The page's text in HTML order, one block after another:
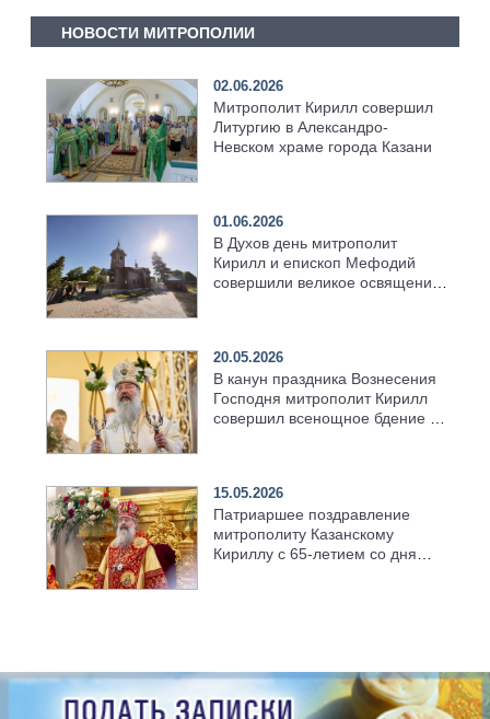
НОВОСТИ МИТРОПОЛИИ
02.06.2026
Митрополит Кирилл совершил
Литургию в Александро-
Невском храме города Казани
01.06.2026
В Духов день митрополит
Кирилл и епископ Мефодий
совершили великое освящение
20.05.2026
В канун праздника Вознесения
Господня митрополит Кирилл
совершил всенощное бдение в
15.05.2026
Патриаршее поздравление
митрополиту Казанскому
Кириллу с 65-летием со дня